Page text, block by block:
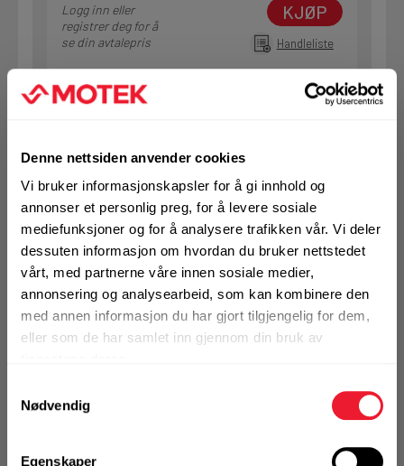
Denne nettsiden anvender cookies
Vi bruker informasjonskapsler for å gi innhold og
annonser et personlig preg, for å levere sosiale
mediefunksjoner og for å analysere trafikken vår. Vi deler
dessuten informasjon om hvordan du bruker nettstedet
vårt, med partnerne våre innen sosiale medier,
annonsering og analysearbeid, som kan kombinere den
med annen informasjon du har gjort tilgjengelig for dem,
eller som de har samlet inn gjennom din bruk av
Nødvendig
Egenskaper
Logg inn eller
registrer deg for å
se din avtalepris
KJØP
Handleliste
1 Pakke a 50 Stk
Logg inn eller
registrer deg for å
se din avtalepris
KJØP
Handleliste
Art.nr. 1432101803